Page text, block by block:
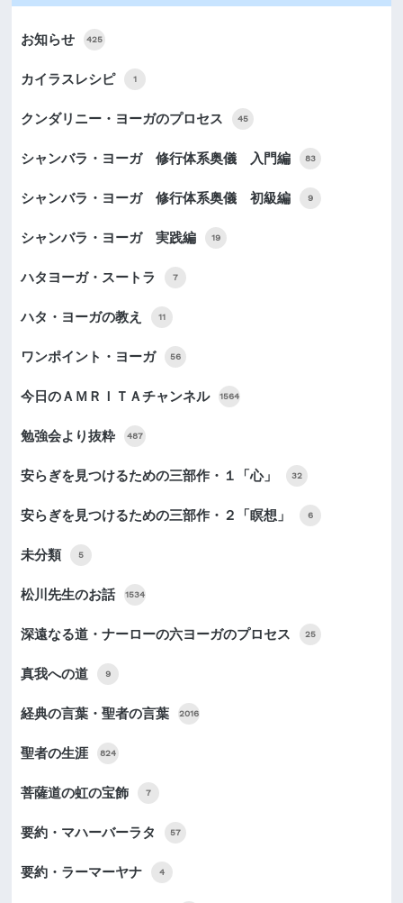
お知らせ 425
カイラスレシピ 1
クンダリニー・ヨーガのプロセス 45
シャンバラ・ヨーガ 修行体系奥儀 入門編 83
シャンバラ・ヨーガ 修行体系奥儀 初級編 9
シャンバラ・ヨーガ 実践編 19
ハタヨーガ・スートラ 7
ハタ・ヨーガの教え 11
ワンポイント・ヨーガ 56
今日のＡＭＲＩＴＡチャンネル 1564
勉強会より抜粋 487
安らぎを見つけるための三部作・１「心」 32
安らぎを見つけるための三部作・２「瞑想」 6
未分類 5
松川先生のお話 1534
深遠なる道・ナーローの六ヨーガのプロセス 25
真我への道 9
経典の言葉・聖者の言葉 2016
聖者の生涯 824
菩薩道の虹の宝飾 7
要約・マハーバーラタ 57
要約・ラーマーヤナ 4